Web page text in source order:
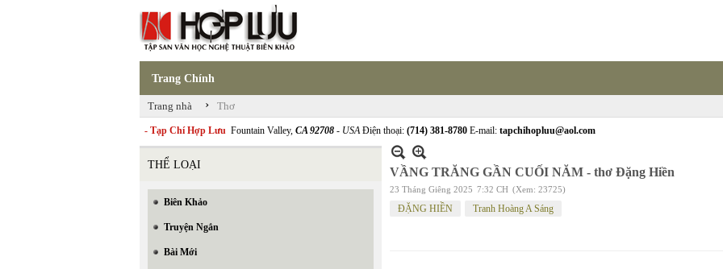
Trang Chính
Trang nhà › Thơ
- Tạp Chí Hợp Lưu Fountain Valley, CA 92708 - USAĐiện thoại: (714) 381-8780 E-mail: tapchihopluu@aol.com
THỂ LOẠI
Biên Khảo
Truyện Ngắn
Bài Mới
VẦNG TRĂNG GẦN CUỐI NĂM - thơ Đặng Hiền
23 Tháng Giêng 2025 7:32 CH (Xem: 23725)
ĐẶNG HIỀN Tranh Hoàng A Sáng